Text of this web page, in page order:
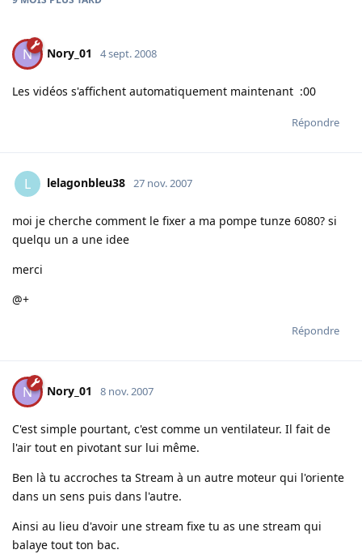
N Nory_01 4 sept. 2008
Les vidéos s'affichent automatiquement maintenant :00
Répondre
L lelagonbleu38 27 nov. 2007
moi je cherche comment le fixer a ma pompe tunze 6080? si
quelqu un a une idee
merci
@+
Répondre
N Nory_01 8 nov. 2007
C'est simple pourtant, c'est comme un ventilateur. Il fait de
l'air tout en pivotant sur lui même.
Ben là tu accroches ta Stream à un autre moteur qui l'oriente
dans un sens puis dans l'autre.
Ainsi au lieu d'avoir une stream fixe tu as une stream qui
balaye tout ton bac.